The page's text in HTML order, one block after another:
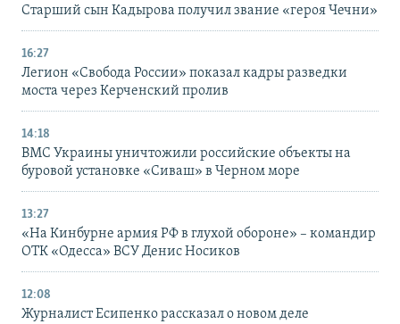
Старший сын Кадырова получил звание «героя Чечни»
16:27
Легион «Свобода России» показал кадры разведки
моста через Керченский пролив
14:18
ВМС Украины уничтожили российские объекты на
буровой установке «Сиваш» в Черном море
13:27
«На Кинбурне армия РФ в глухой обороне» – командир
ОТК «Одесса» ВСУ Денис Носиков
12:08
Журналист Есипенко рассказал о новом деле